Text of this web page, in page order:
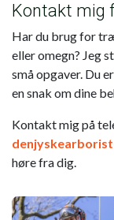
Kontakt mig
Har du brug for
eller omegn? Jeg
små opgaver. Du
en snak om dine
Kontakt mig på
høre fra dig.